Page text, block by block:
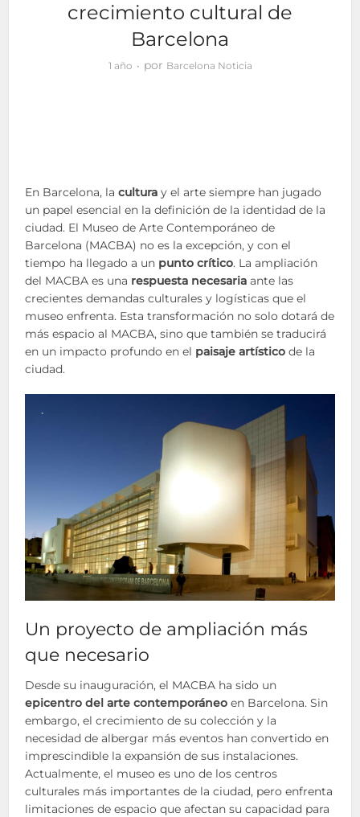
crecimiento cultural de
Barcelona
1 año por Barcelona Noticia
En Barcelona, lacultura y el arte siempre han jugado
un papel esencial en la definición de la identidad de la
ciudad. El Museo de Arte Contemporáneo de
Barcelona (MACBA) no es la excepción, y con el
tiempo ha llegado a un punto crítico. La ampliación
del MACBA es una respuesta necesaria ante las
crecientes demandas culturales y logísticas que el
museo enfrenta. Esta transformación no solo dotará de
más espacio al MACBA, sino que también se traducirá
en un impacto profundo en el paisaje artístico de la
ciudad.
Un proyecto de ampliación más
que necesario
Desde su inauguración, el MACBA ha sido un
epicentro del arte contemporáneo en Barcelona. Sin
embargo, el crecimiento de su colección y la
necesidad de albergar más eventos han convertido en
imprescindible la expansión de sus instalaciones.
Actualmente, el museo es uno de los centros
culturales más importantes de la ciudad, pero enfrenta
limitaciones de espacio que afectan su capacidad para